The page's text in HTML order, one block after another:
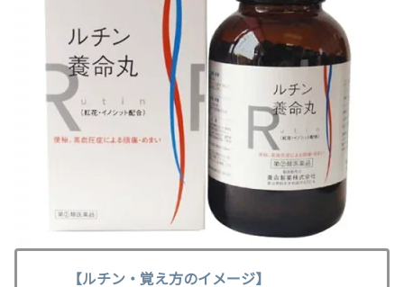
【ルチン・覚え方のイメージ】